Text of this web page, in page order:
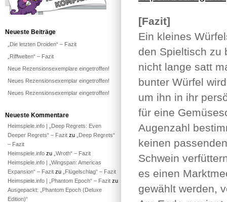
[Fazit]
Ein kleines
den Spieltisch zu
nicht lange satt
bunter Würfel
um ihn in ihr
für eine
Augenzahl
keinen
Schwein
es einen
gewählt werden,
Neueste Beiträge
„Die letzten Droiden“ – Fazit
„Riffwelten“ – Fazit
Neue Rezensionsexemplare eingetroffen!
Neues Rezensionsexemplar eingetroffen!
Neues Rezensionsexemplar eingetroffen!
Neueste Kommentare
Heimspiele.info | „Deep Regrets: Even
Deeper Regrets“ – Fazit zu
„Deep Regrets“
– Fazit
Heimspiele.info zu „Wroth“ – Fazit
Heimspiele.info | „Wingspan: Americas
Expansion“ – Fazit zu
„Flügelschlag“ – Fazit
Heimspiele.info | „Phantom Epoch“ – Fazit zu
Ausgepackt: „Phantom Epoch (Deluxe
Edition)“